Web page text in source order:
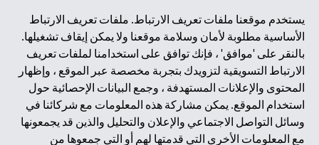
يستخدم موقعنا ملفات تعريف الارتباط. ملفات تعريف الارتباط
الأساسية مطلوبة لأمان وسلامة موقعنا ولا يمكن إيقاف تشغيلها.
بالنقر على 'موافق' ، فإنك توافق على استخدامنا لملفات تعريف
الارتباط التسويقية لتزويدك بتجربة مخصصة عبر الموقع ، وإظهار
المحتوى والإعلانات المستهدفة ، وجمع البيانات الإحصائية حول
استخدام الموقع. يمكن مشاركة هذه المعلومات مع شركائنا في
وسائل التواصل الاجتماعي والإعلان والتحليل والذين قد يجمعونها
مع المعلومات الأخرى التي قدمتها لهم أو التي جمعوها من
سيتي بنك إن. إيه. الإمارات مسجل لدى مصرف الإمارات المركزي تحت
أرقام التراخيص 202563 لفرع الوصل في دبي، 531989 لفرع مول
الإمارات في دبي، وCN-1002019لفرع أبوظبي. هاتف: 4000 311 04.
فرع سيتي بنك إن إيه - الإمارات العربية المتحدة مرخص من مصرف
الإمارات العربية المتحدة المركزي كفرع لبنك أجنبي.
سيتي بنك إن إيه الإمارات العربية المتحدة مرخص من هيئة الأوراق المالية
والسلع في الإمارات العربية المتحدة ("SCA") للقيام بالنشاط المالي لـ أ)